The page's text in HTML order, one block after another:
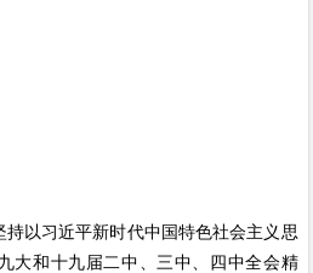
以习近平新时代中国特色社会主义思
大和十九届二中、三中、四中全会精